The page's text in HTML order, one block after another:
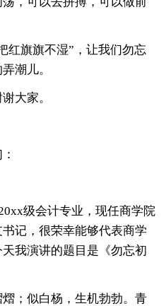
旗旗不湿”，让我们勿忘
潮儿。
大家。
级会计专业，现任商学院
记，很荣幸能够代表商学
我演讲的题目是《勿忘初
；似白杨，生机勃勃。青